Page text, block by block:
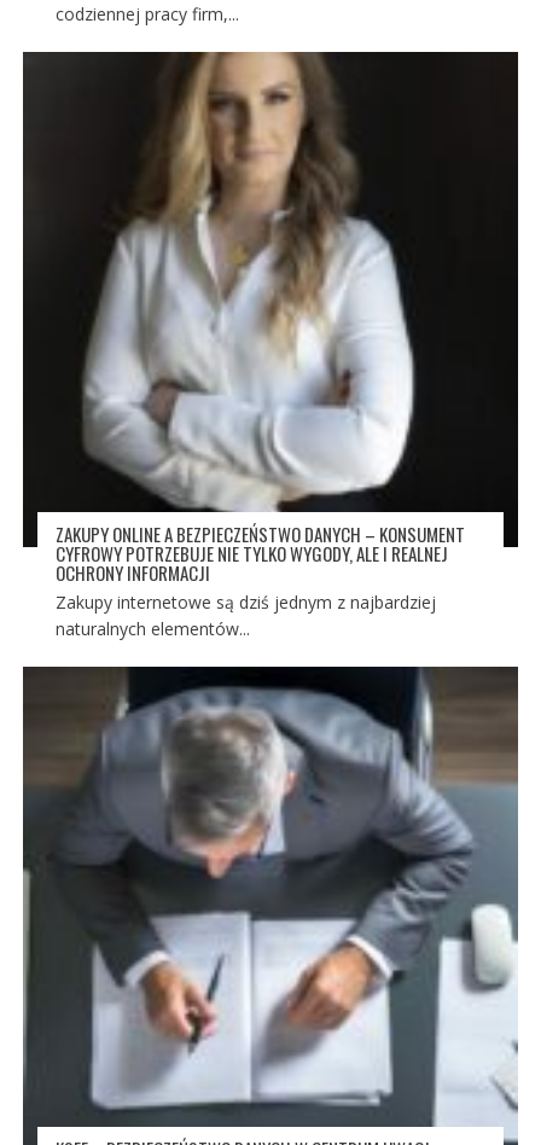
codziennej pracy firm,...
ZAKUPY ONLINE A BEZPIECZEŃSTWO DANYCH – KONSUMENT
CYFROWY POTRZEBUJE NIE TYLKO WYGODY, ALE I REALNEJ
OCHRONY INFORMACJI
Zakupy internetowe są dziś jednym z najbardziej
naturalnych elementów...